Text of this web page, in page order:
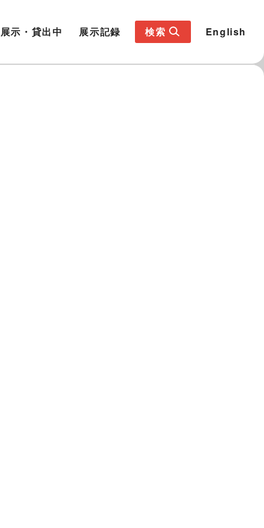
展示・貸出中 展示記録 検索 English